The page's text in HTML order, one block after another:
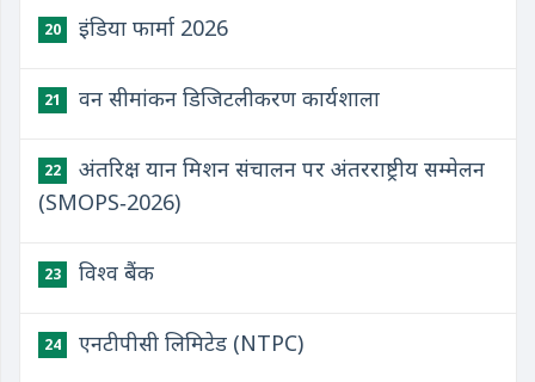
20 इंडिया फार्मा 2026
21 वन सीमांकन डिजिटलीकरण कार्यशाला
22
अंतरिक्ष यान मिशन संचालन पर अंतरराष्ट्रीय सम्मेलन
(SMOPS‑2026)
23 विश्व बैंक
24 एनटीपीसी लिमिटेड (NTPC)